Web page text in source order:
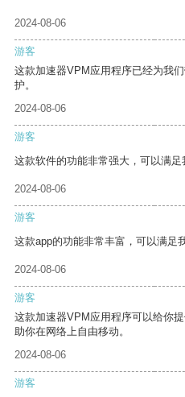
2024-08-06
游客
这款加速器VPM应用程序已经为我
护。
2024-08-06
游客
这款软件的功能非常强大，可以满足
2024-08-06
游客
这款app的功能非常丰富，可以满足
2024-08-06
游客
这款加速器VPM应用程序可以给你
助你在网络上自由移动。
2024-08-06
游客